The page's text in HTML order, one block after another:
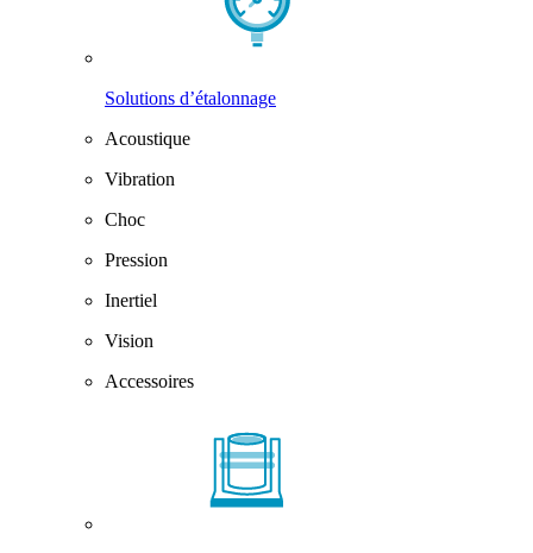
Solutions d’étalonnage
Acoustique
Vibration
Choc
Pression
Inertiel
Vision
Accessoires